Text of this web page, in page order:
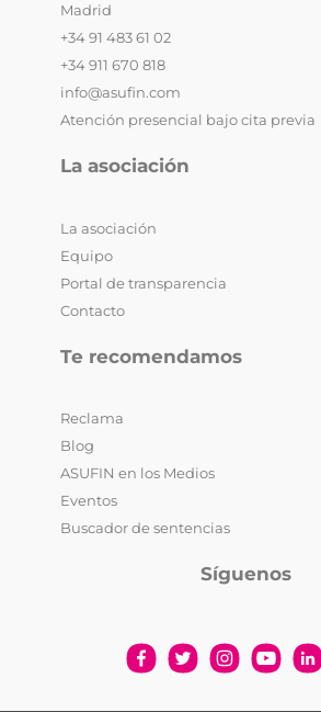
Madrid
+34 91 483 61 02
+34 911 670 818
info@asufin.com
Atención presencial bajo cita previa
La asociación
La asociación
Equipo
Portal de transparencia
Contacto
Te recomendamos
Reclama
Blog
ASUFIN en los Medios
Eventos
Buscador de sentencias
Síguenos